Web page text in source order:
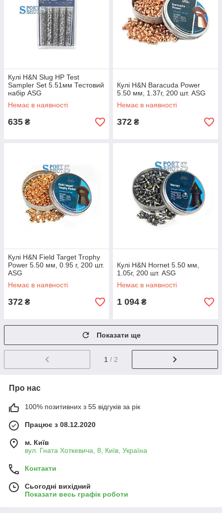
Кулі H&N Slug HP Test
Sampler Set 5.51мм Тестовий
набір ASG
Немає в наявності
635 ₴
Кулі H&N Baracuda Power
5.50 мм, 1.37г, 200 шт. ASG
Немає в наявності
372 ₴
Кулі H&N Field Target Trophy
Power 5.50 мм, 0.95 г, 200 шт.
ASG
Немає в наявності
372 ₴
Кулі H&N Hornet 5.50 мм,
1.05г, 200 шт. ASG
Немає в наявності
1 094 ₴
Показати ще
1 / 2
Про нас
100% позитивних з 55 відгуків за рік
Працює з 08.12.2020
м. Київ
вул. Гната Хоткевича, 8, Київ, Україна
Контакти
Сьогодні вихідний
Показати весь графік роботи